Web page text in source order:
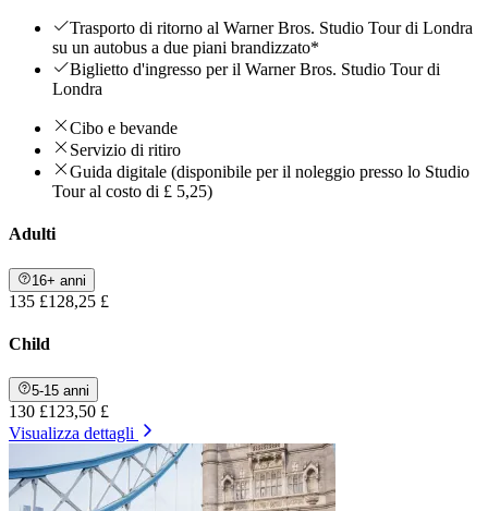
Trasporto di ritorno al Warner Bros. Studio Tour di Londra
su un autobus a due piani brandizzato*
Biglietto d'ingresso per il Warner Bros. Studio Tour di
Londra
Cibo e bevande
Servizio di ritiro
Guida digitale (disponibile per il noleggio presso lo Studio
Tour al costo di £ 5,25)
Adulti
16+ anni
135 £128,25 £
Child
5-15 anni
130 £123,50 £
Visualizza dettagli